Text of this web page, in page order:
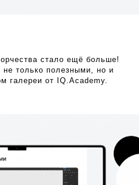
стало ещё больше!
только полезными, но и
галереи от IQ.Academy.